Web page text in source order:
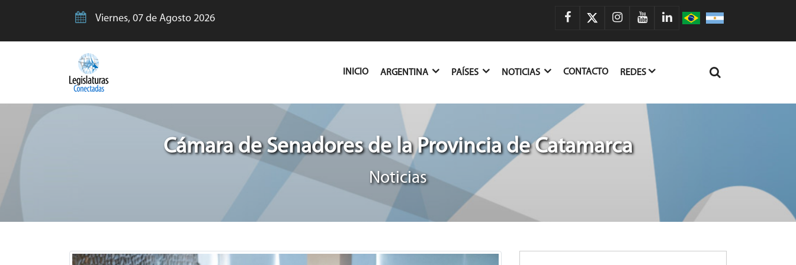
Viernes, 07 de Agosto 2026
INICIO(CURRENT)
ARGENTINA PAÍSES NOTICIAS CONTACTO REDES
Cámara de Senadores de la Provincia de Catamarca
Noticias